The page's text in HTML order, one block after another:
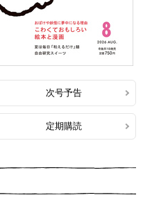
次号予告
定期購読